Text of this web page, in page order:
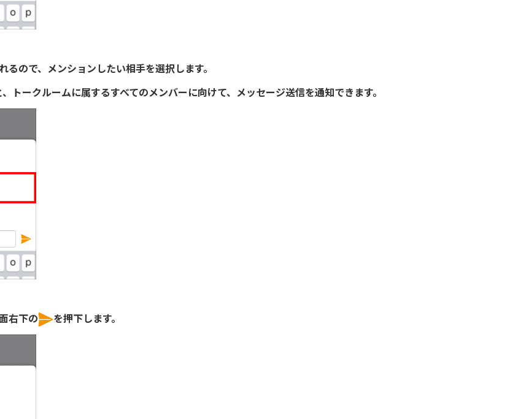
るので、メンションしたい相手を選択します。
トークルームに属するすべてのメンバーに向けて、メッセージ送信を通知できます。
右下の を押下します。